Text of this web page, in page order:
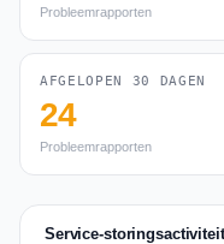
Probleemrapporten
AFGELOPEN 30 DAGEN
24
Probleemrapporten
Service-